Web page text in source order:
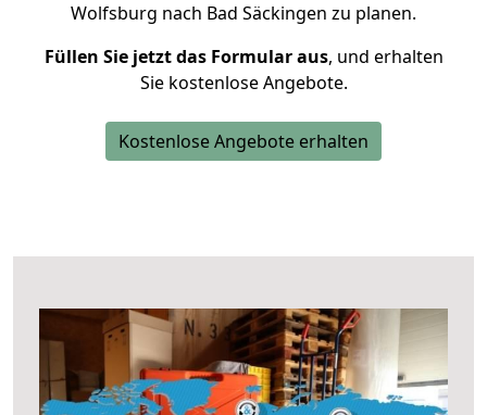
Wolfsburg nach Bad Säckingen zu planen.
Füllen Sie jetzt das Formular aus, und erhalten
Sie kostenlose Angebote.
Kostenlose Angebote erhalten